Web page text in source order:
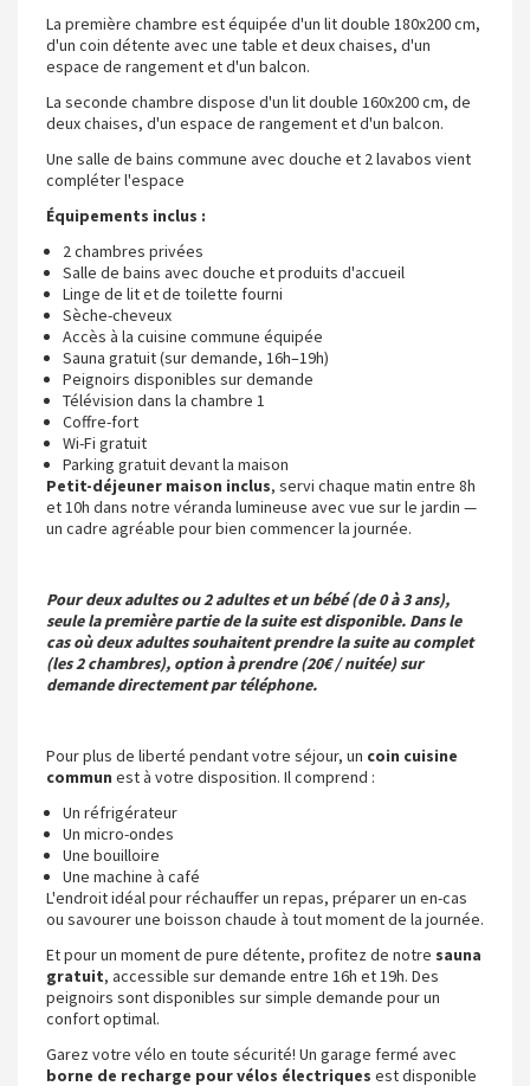
La première chambre est équipée d'un lit double 180x200 cm,
d'un coin détente avec une table et deux chaises, d'un
espace de rangement et d'un balcon.
La seconde chambre dispose d'un lit double 160x200 cm, de
deux chaises, d'un espace de rangement et d'un balcon.
Une salle de bains commune avec douche et 2 lavabos vient
compléter l'espace
Équipements inclus :
2 chambres privées
Salle de bains avec douche et produits d'accueil
Linge de lit et de toilette fourni
Sèche-cheveux
Accès à la cuisine commune équipée
Sauna gratuit (sur demande, 16h–19h)
Peignoirs disponibles sur demande
Télévision dans la chambre 1
Coffre-fort
Wi-Fi gratuit
Parking gratuit devant la maison
Petit-déjeuner maison inclus, servi chaque matin entre 8h
et 10h dans notre véranda lumineuse avec vue sur le jardin —
un cadre agréable pour bien commencer la journée.
Pour deux adultes ou 2 adultes et un bébé (de 0 à 3 ans),
seule la première partie de la suite est disponible. Dans le
cas où deux adultes souhaitent prendre la suite au complet
(les 2 chambres), option à prendre (20€ / nuitée) sur
demande directement par téléphone.
Pour plus de liberté pendant votre séjour, un coin cuisine
commun est à votre disposition. Il comprend :
Un réfrigérateur
Un micro-ondes
Une bouilloire
Une machine à café
L'endroit idéal pour réchauffer un repas, préparer un en-cas
ou savourer une boisson chaude à tout moment de la journée.
Et pour un moment de pure détente, profitez de notre sauna
gratuit, accessible sur demande entre 16h et 19h. Des
peignoirs sont disponibles sur simple demande pour un
confort optimal.
Garez votre vélo en toute sécurité! Un garage fermé avec
borne de recharge pour vélos électriques est disponible